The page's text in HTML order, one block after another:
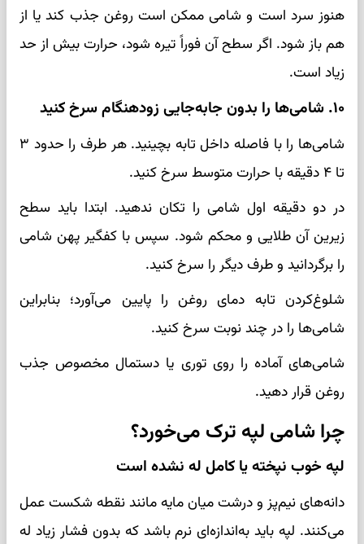
هنوز سرد است و شامی ممکن است روغن جذب کند یا از
هم باز شود. اگر سطح آن فوراً تیره شود، حرارت بیش از حد
زیاد است.
۱۰. شامی‌ها را بدون جابه‌جایی زودهنگام سرخ کنید
شامی‌ها را با فاصله داخل تابه بچینید. هر طرف را حدود ۳
تا ۴ دقیقه با حرارت متوسط سرخ کنید.
در دو دقیقه اول شامی را تکان ندهید. ابتدا باید سطح
زیرین آن طلایی و محکم شود. سپس با کفگیر پهن شامی
را برگردانید و طرف دیگر را سرخ کنید.
شلوغ‌کردن تابه دمای روغن را پایین می‌آورد؛ بنابراین
شامی‌ها را در چند نوبت سرخ کنید.
شامی‌های آماده را روی توری یا دستمال مخصوص جذب
روغن قرار دهید.
چرا شامی لپه ترک می‌خورد؟
لپه خوب نپخته یا کامل له نشده است
دانه‌های نیم‌پز و درشت میان مایه مانند نقطه شکست عمل
می‌کنند. لپه باید به‌اندازه‌ای نرم باشد که بدون فشار زیاد له